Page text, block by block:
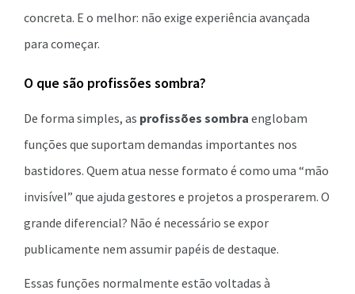
concreta. E o melhor: não exige experiência avançada
para começar.
O que são profissões sombra?
De forma simples, as profissões sombra englobam
funções que suportam demandas importantes nos
bastidores. Quem atua nesse formato é como uma “mão
invisível” que ajuda gestores e projetos a prosperarem. O
grande diferencial? Não é necessário se expor
publicamente nem assumir papéis de destaque.
Essas funções normalmente estão voltadas à